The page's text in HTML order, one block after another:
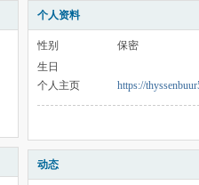
个人资料
性别
保密
生日
个人主页
https://
动态